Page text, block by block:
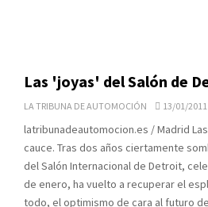
Las 'joyas' del Salón de
LA TRIBUNA DE AUTOMOCIÓN 13/01/2011
latribunadeautomocion.es / Madrid
cauce. Tras dos años ciertamente
del Salón Internacional de Detroit,
de enero, ha vuelto a recuperar el
todo, el optimismo de cara al futuro